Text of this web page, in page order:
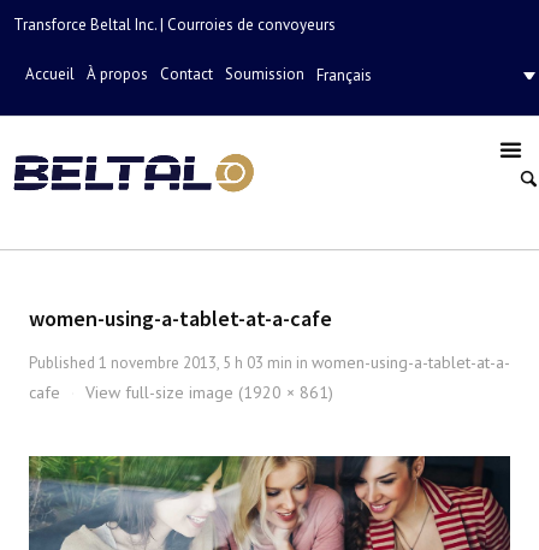
Transforce Beltal Inc. | Courroies de convoyeurs
Accueil À propos Contact Soumission Français
women-using-a-tablet-at-a-cafe
Published 1 novembre 2013, 5 h 03 min in women-using-a-tablet-at-a-
cafe
View full-size image (1920 × 861)